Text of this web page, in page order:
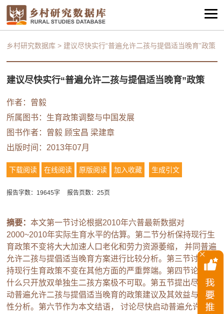
乡村研究数据库 > 建议尽快实行“普遍允许二孩与提倡适当晚育”政策
建议尽快实行“普遍允许二孩与提倡适当晚育”政策
作者： 曾毅
所属图书： 生育政策调整与中国发展
图书作者： 曾毅 顾宝昌 梁建章
出版时间：2013年07月
下载阅读 在线阅读 原版阅读 加入收藏 生成引文
报告字数：19645字 报告页数：25页
摘要：本文第一节讨论根据2010年六普最新数据对
2000~2010年实际生育水平的估算。第二节分析保持现行生
育政策不变将大大加速人口老化和劳力资源萎缩， 并同普遍
允许二孩与提倡适当晚育方案进行比较分析。第三节讨论保
持现行生育政策不变在其他方面的严重弊端。第四节论述为
什么只开放双单独生二孩方案极不可取。第五节提出尽快启
动普遍允许二孩与提倡适当晚育的政策建议及其效益与可行
性分析。第六节作为本文结语， 讨论尽快启动普遍允许二孩